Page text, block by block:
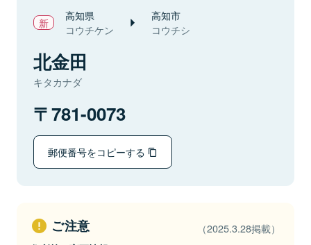
高知県
コウチケン
高知市
コウチシ
北金田
キタカナダ
781-0073
郵便番号をコピーする
ご注意 （2025.3.28掲載）